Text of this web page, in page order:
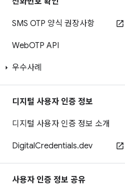
SMS OTP 양식 권장사항
WebOTP API
우수사례
디지털 사용자 인증 정보
디지털 사용자 인증 정보 소개
DigitalCredentials.dev
사용자 인증 정보 공유